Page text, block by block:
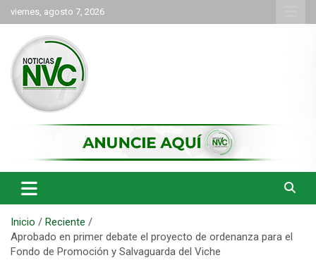
Saltar
al
contenido
viernes, agosto 7, 2026
NVC Noticias
Inicio
Reciente
Aprobado en primer debate el proyecto de ordenanza para el
Fondo de Promoción y Salvaguarda del Viche